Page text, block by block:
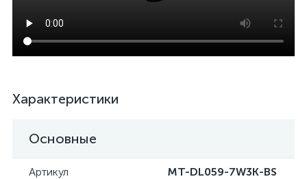
Характеристики
Основные
Артикул
MT-DL059-7W3K-BS